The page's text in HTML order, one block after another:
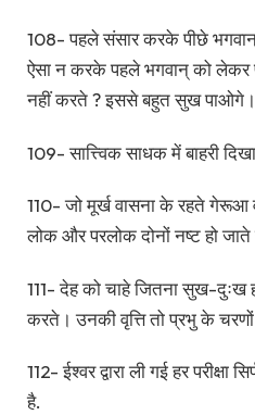
108- पहले संसार करके पीछे भगवान्
ऐसा न करके पहले भगवान् को लेकर
नहीं करते ? इससे बहुत सुख पाओगे।
109- सात्त्विक साधक में बाहरी
110- जो मूर्ख वासना के रहते गेरूआ
लोक और परलोक दोनों नष्ट हो जाते
111- देह को चाहे जितना सुख-दुःख
करते। उनकी वृत्ति तो प्रभु के
112- ईश्वर द्वारा ली गई हर परीक्षा
है.